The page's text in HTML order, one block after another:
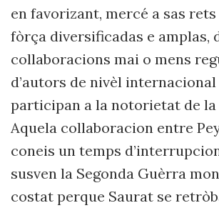
en favorizant, mercé a sas
fòrça diversificadas e amplas,
collaboracions mai o mens
d’autors de nivèl internacional
participan a la notorietat de la
Aquela collaboracion entre
coneis un temps
susven la Segonda Guèrra
costat perque Saurat se